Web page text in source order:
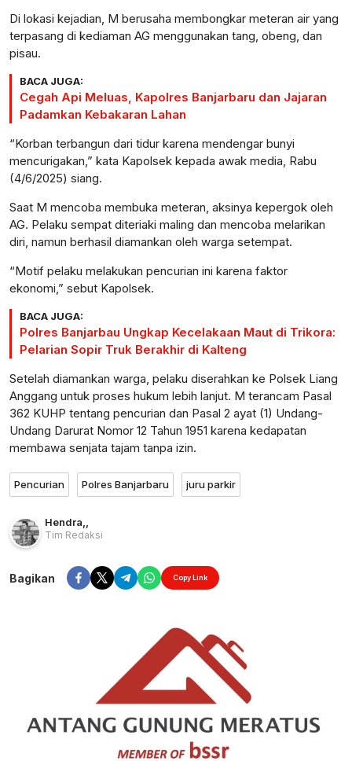
Di lokasi kejadian, M berusaha membongkar meteran air yang
terpasang di kediaman AG menggunakan tang, obeng, dan
pisau.
BACA JUGA:
Cegah Api Meluas, Kapolres Banjarbaru dan Jajaran
Padamkan Kebakaran Lahan
“Korban terbangun dari tidur karena mendengar bunyi
mencurigakan,” kata Kapolsek kepada awak media, Rabu
(4/6/2025) siang.
Saat M mencoba membuka meteran, aksinya kepergok oleh
AG. Pelaku sempat diteriaki maling dan mencoba melarikan
diri, namun berhasil diamankan oleh warga setempat.
“Motif pelaku melakukan pencurian ini karena faktor
ekonomi,” sebut Kapolsek.
BACA JUGA:
Polres Banjarbau Ungkap Kecelakaan Maut di Trikora:
Pelarian Sopir Truk Berakhir di Kalteng
Setelah diamankan warga, pelaku diserahkan ke Polsek Liang
Anggang untuk proses hukum lebih lanjut. M terancam Pasal
362 KUHP tentang pencurian dan Pasal 2 ayat (1) Undang-
Undang Darurat Nomor 12 Tahun 1951 karena kedapatan
membawa senjata tajam tanpa izin.
Pencurian Polres Banjarbaru juru parkir
Hendra
Tim Redaksi
Bagikan Copy Link